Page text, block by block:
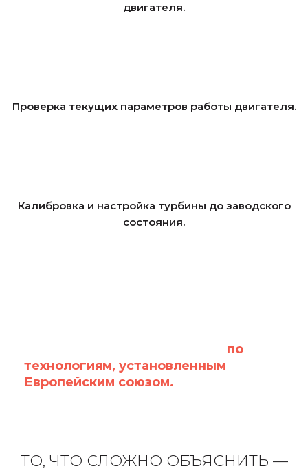
двигателя.
Проверка текущих параметров работы двигателя.
Калибровка и настройка турбины до заводского
состояния.
по
технологиям, установленным
Европейским союзом.
ТО, ЧТО СЛОЖНО ОБЪЯСНИТЬ —